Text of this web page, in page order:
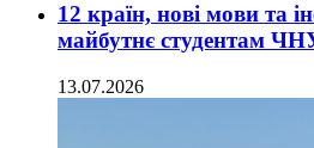
12 країн, нові мови та
майбутнє студентам
13.07.2026